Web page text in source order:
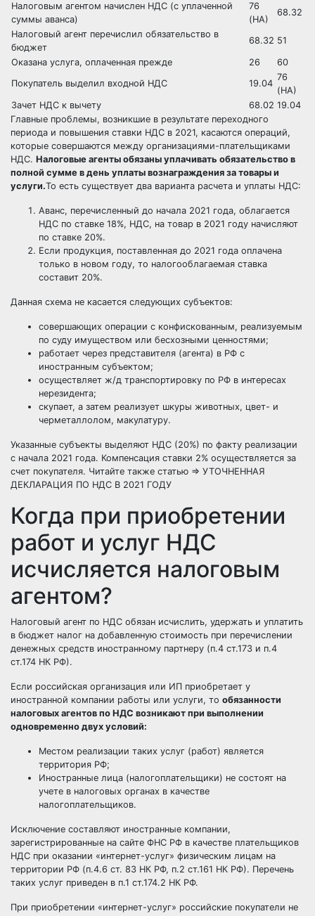
Налоговым агентом начислен НДС (с уплаченной
суммы аванса)
76
(НА)
68.32
Налоговый агент перечислил обязательство в
бюджет
68.32 51
Оказана услуга, оплаченная прежде 26
60
Покупатель выделил входной НДС
19.04
76
(НА)
Зачет НДС к вычету
68.02 19.04
Главные проблемы, возникшие в результате переходного
периода и повышения ставки НДС в 2021, касаются операций,
которые совершаются между организациями-плательщиками
НДС. Налоговые агенты обязаны уплачивать обязательство в
полной сумме в день уплаты вознаграждения за товары и
услуги.То есть существует два варианта расчета и уплаты НДС:
Аванс, перечисленный до начала 2021 года, облагается
НДС по ставке 18%, НДС, на товар в 2021 году начисляют
по ставке 20%.
Если продукция, поставленная до 2021 года оплачена
только в новом году, то налогооблагаемая ставка
составит 20%.
Данная схема не касается следующих субъектов:
совершающих операции с конфискованным, реализуемым
по суду имуществом или бесхозными ценностями;
работает через представителя (агента) в РФ с
иностранным субъектом;
осуществляет ж/д транспортировку по РФ в интересах
нерезидента;
скупает, а затем реализует шкуры животных, цвет- и
черметаллолом, макулатуру.
Указанные субъекты выделяют НДС (20%) по факту реализации
с начала 2021 года. Компенсация ставки 2% осуществляется за
счет покупателя. Читайте также статью ⇒ УТОЧНЕННАЯ
ДЕКЛАРАЦИЯ ПО НДС В 2021 ГОДУ
Когда при приобретении
работ и услуг НДС
исчисляется налоговым
агентом?
Налоговый агент по НДС обязан исчислить, удержать и уплатить
в бюджет налог на добавленную стоимость при перечислении
денежных средств иностранному партнеру (п.4 ст.173 и п.4
ст.174 НК РФ).
Если российская организация или ИП приобретает у
иностранной компании работы или услуги, то обязанности
налоговых агентов по НДС возникают при выполнении
одновременно двух условий:
Местом реализации таких услуг (работ) является
территория РФ;
Иностранные лица (налогоплательщики) не состоят на
учете в налоговых органах в качестве
налогоплательщиков.
Исключение составляют иностранные компании,
зарегистрированные на сайте ФНС РФ в качестве плательщиков
НДС при оказании «интернет-услуг» физическим лицам на
территории РФ (п.4.6 ст. 83 НК РФ, п.2 ст.161 НК РФ). Перечень
таких услуг приведен в п.1 ст.174.2 НК РФ.
При приобретении «интернет-услуг» российские покупатели не